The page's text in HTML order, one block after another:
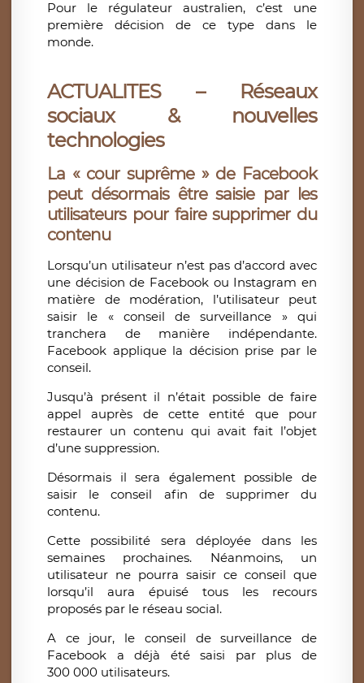
Pour le régulateur australien, c’est une
première décision de ce type dans le
monde.
ACTUALITES – Réseaux
sociaux & nouvelles
technologies
La « cour suprême » de Facebook
peut désormais être saisie par les
utilisateurs pour faire supprimer du
contenu
Lorsqu’un utilisateur n’est pas d’accord avec
une décision de Facebook ou Instagram en
matière de modération, l’utilisateur peut
saisir le « conseil de surveillance » qui
tranchera de manière indépendante.
Facebook applique la décision prise par le
conseil.
Jusqu’à présent il n’était possible de faire
appel auprès de cette entité que pour
restaurer un contenu qui avait fait l’objet
d’une suppression.
Désormais il sera également possible de
saisir le conseil afin de supprimer du
contenu.
Cette possibilité sera déployée dans les
semaines prochaines. Néanmoins, un
utilisateur ne pourra saisir ce conseil que
lorsqu’il aura épuisé tous les recours
proposés par le réseau social.
A ce jour, le conseil de surveillance de
Facebook a déjà été saisi par plus de
300 000 utilisateurs.